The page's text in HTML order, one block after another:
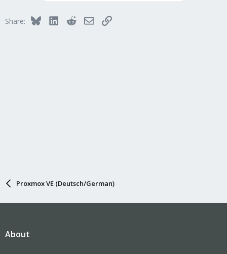
Share: BlueskyLinkedInRedditEmailLink
Proxmox VE (Deutsch/German)
About